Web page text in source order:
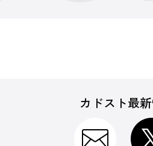
カドスト最